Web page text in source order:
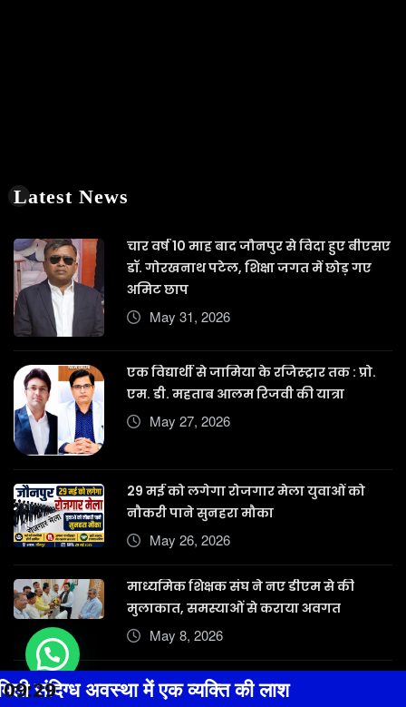
Latest News
चार वर्ष 10 माह बाद जौनपुर से विदा हुए बीएसए
डॉ. गोरखनाथ पटेल, शिक्षा जगत में छोड़ गए
अमिट छाप
May 31, 2026
एक विद्यार्थी से जामिया के रजिस्ट्रार तक : प्रो.
एम. डी. महताब आलम रिजवी की यात्रा
May 27, 2026
29 मई को लगेगा रोजगार मेला युवाओं को
नौकरी पाने सुनहरा मौका
May 26, 2026
माध्यमिक शिक्षक संघ ने नए डीएम से की
मुलाकात, समस्याओं से कराया अवगत
May 8, 2026
वृद्ध का हाथ बांध नदी में फेंककर की बेरहमी से
हत्या
व्यक्ति की लाश लाइन हाजिर हुए
09:29